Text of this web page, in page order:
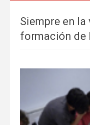
Siempre en
formación de